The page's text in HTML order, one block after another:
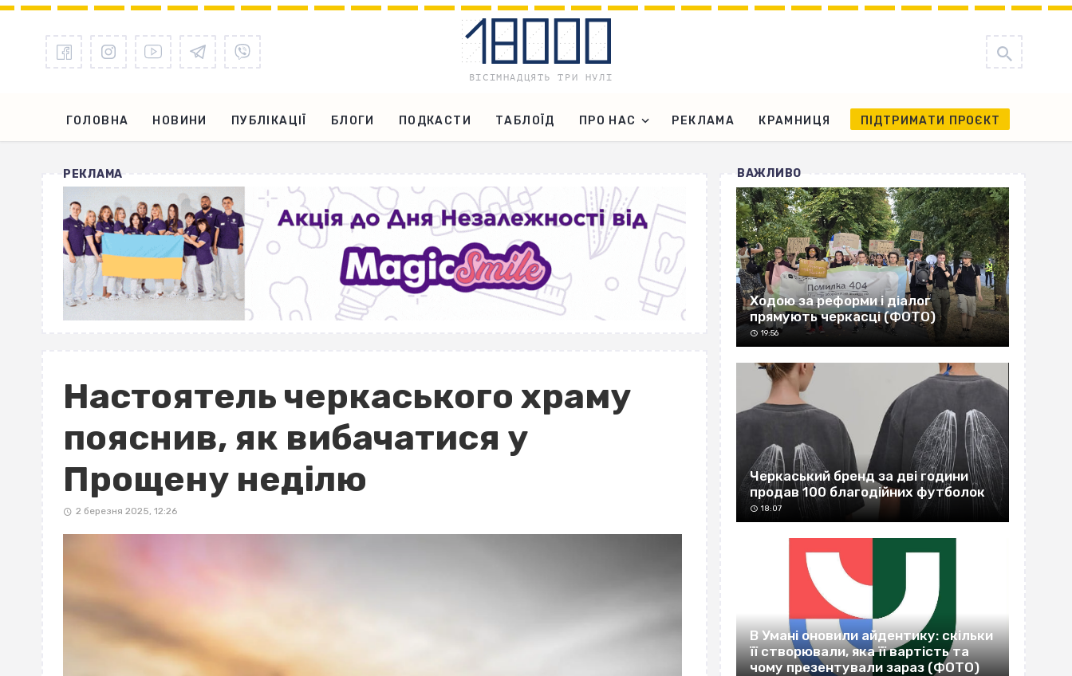
ГОЛОВНА НОВИНИ ПУБЛІКАЦІЇ БЛОГИ ПОДКАСТИ ТАБЛОЇД ПРО НАС РЕКЛАМА КРАМНИЦЯ ПІДТРИМАТИ ПРОЄКТ
РЕКЛАМА
Настоятель черкаського храму
пояснив, як вибачатися у
Прощену неділю
2 березня 2025, 12:26
ВАЖЛИВО
Ходою за реформи і діалог
прямують черкасці (ФОТО)
19:56
Черкаський бренд за дві години
продав 100 благодійних футболок
18:07
В Умані оновили айдентику: скільки
її створювали, яка її вартість та
чому презентували зараз (ФОТО)